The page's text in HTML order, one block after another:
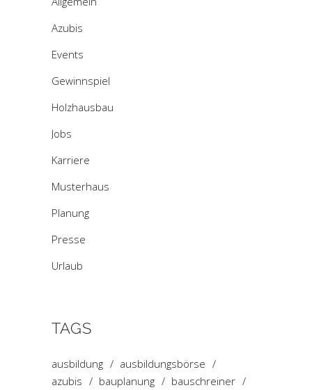
Azubis
Events
Gewinnspiel
Holzhausbau
Jobs
Karriere
Musterhaus
Planung
Presse
Urlaub
TAGS
ausbildung
ausbildungsbörse
azubis
bauplanung
bauschreiner